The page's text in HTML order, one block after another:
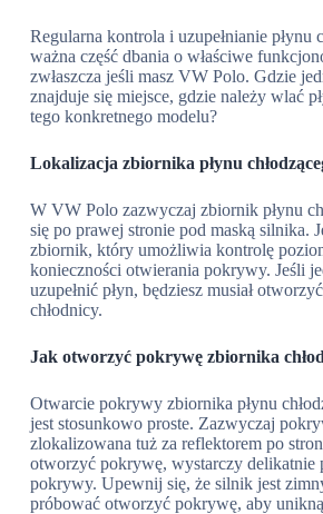
Regularna kontrola i uzupełnianie płynu
ważna część dbania o właściwe
zwłaszcza jeśli masz VW Polo. Gdzie
znajduje się miejsce, gdzie należy wlać
tego konkretnego modelu?
Lokalizacja zbiornika płynu
W VW Polo zazwyczaj zbiornik płynu
się po prawej stronie pod maską silnika.
zbiornik, który umożliwia kontrolę
konieczności otwierania pokrywy. Jeśli
uzupełnić płyn, będziesz musiał
chłodnicy.
Jak otworzyć pokrywę zbiornika
Otwarcie pokrywy zbiornika płynu
jest stosunkowo proste. Zazwyczaj
zlokalizowana tuż za reflektorem po
otworzyć pokrywę, wystarczy delikatnie
pokrywy. Upewnij się, że silnik jest
próbować otworzyć pokrywę, aby